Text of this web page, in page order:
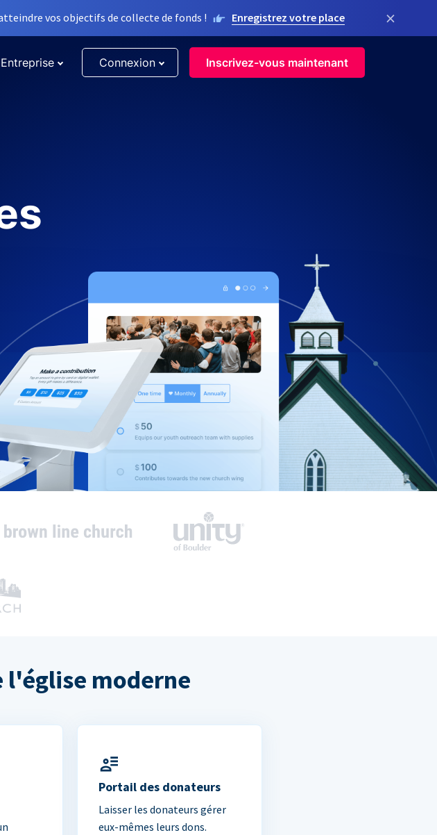
vos objectifs de collecte de fonds ! Enregistrez votre place ×
Entreprise Connexion Inscrivez-vous maintenant
l'église moderne
Portail des donateurs
Laisser les donateurs gérer
eux-mêmes leurs dons.